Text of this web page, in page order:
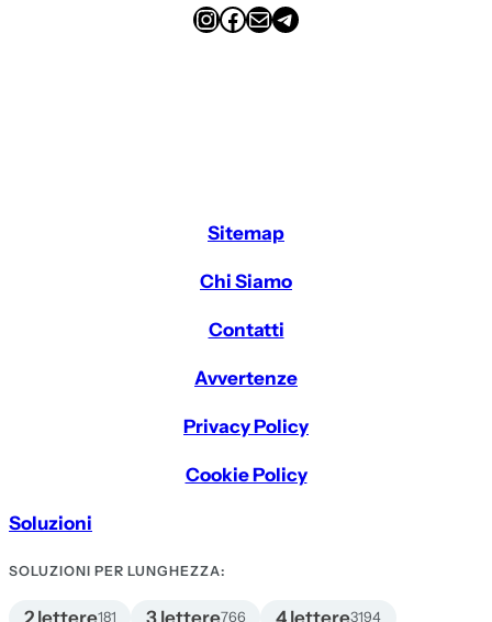
InstagramFacebook Email Telegram
Sitemap
Chi Siamo
Contatti
Avvertenze
Privacy Policy
Cookie Policy
Soluzioni
SOLUZIONI PER LUNGHEZZA:
181 766 3194